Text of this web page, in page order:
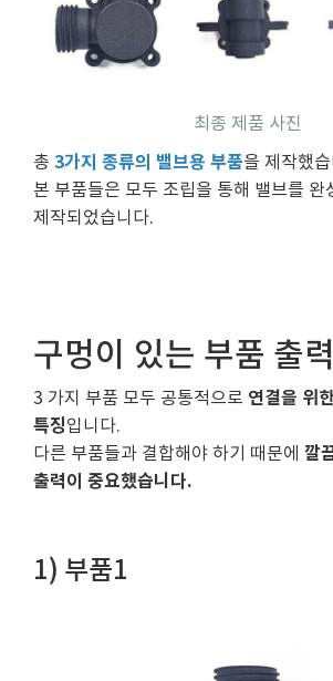
최종 제품 사진
총 3가지 종류의 밸브용 부품을 제작했
본 부품들은 모두 조립을 통해 밸브를 완
제작되었습니다.
구멍이 있는 부품 출력
3 가지 부품 모두 공통적으로 연결을 위
특징입니다.
다른 부품들과 결합해야 하기 때문에 깔
출력이 중요했습니다.
1) 부품1